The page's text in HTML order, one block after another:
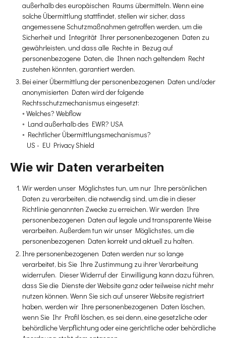
außerhalb des europäischen Raums übermitteln. Wenn eine
solche Übermittlung stattfindet, stellen wir sicher, dass
angemessene Schutzmaßnahmen getroffen werden, um die
Sicherheit und Integrität Ihrer personenbezogenen Daten zu
gewährleisten, und dass alle Rechte in Bezug auf
personenbezogene Daten, die Ihnen nach geltendem Recht
zustehen könnten, garantiert werden.
Bei einer Übermittlung der personenbezogenen Daten und/oder
anonymisierten Daten wird der folgende
Rechtsschutzmechanismus eingesetzt:
◦ Welches? Webflow
◦ Land außerhalb des EWR? USA
◦ Rechtlicher Übermittlungsmechanismus?
US - EU Privacy Shield
Wie wir Daten verarbeiten
Wir werden unser Möglichstes tun, um nur Ihre persönlichen
Daten zu verarbeiten, die notwendig sind, um die in dieser
Richtlinie genannten Zwecke zu erreichen. Wir werden Ihre
personenbezogenen Daten auf legale und transparente Weise
verarbeiten. Außerdem tun wir unser Möglichstes, um die
personenbezogenen Daten korrekt und aktuell zu halten.
Ihre personenbezogenen Daten werden nur so lange
verarbeitet, bis Sie Ihre Zustimmung zu ihrer Verarbeitung
widerrufen. Dieser Widerruf der Einwilligung kann dazu führen,
dass Sie die Dienste der Website ganz oder teilweise nicht mehr
nutzen können. Wenn Sie sich auf unserer Website registriert
haben, werden wir Ihre personenbezogenen Daten löschen,
wenn Sie Ihr Profil löschen, es sei denn, eine gesetzliche oder
behördliche Verpflichtung oder eine gerichtliche oder behördliche